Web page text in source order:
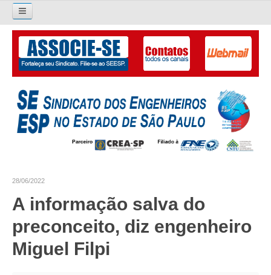
Pesquisar...
O SINDICATO
APRESENTAÇÃO
PALAVRA DO PRESIDENTE
SUBSEDES SINDICAIS
GALERIA EX-PRESIDENTES
28/06/2022
A informação salva do
preconceito, diz engenheiro
Miguel Filpi